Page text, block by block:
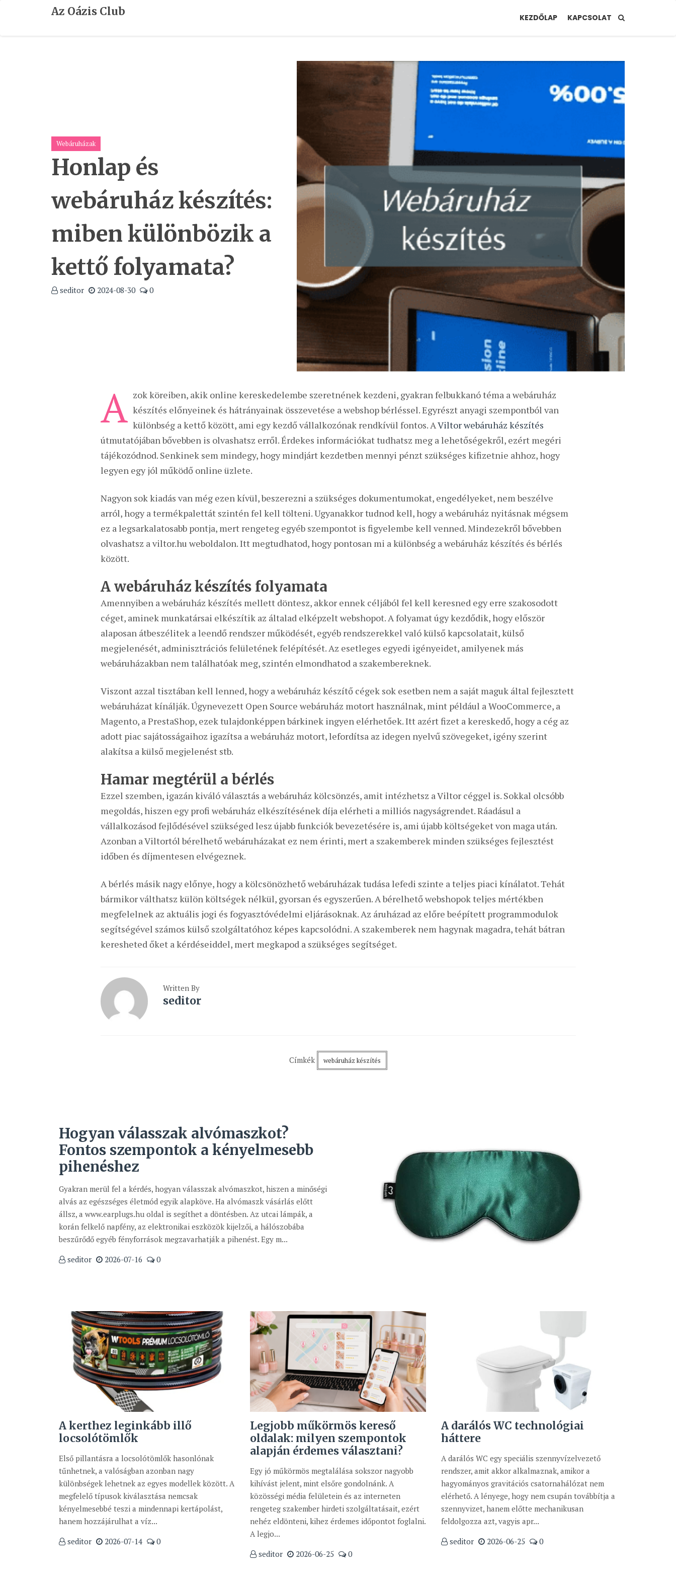
Az Oázis Club KEZDŐLAP KAPCSOLAT
Webáruházak
Honlap és
webáruház készítés:
miben különbözik a
kettő folyamata?
seditor 2024-08-30 0
A zok köreiben, akik online kereskedelembe szeretnének kezdeni, gyakran felbukkanó téma a webáruház
készítés előnyeinek és hátrányainak összevetése a webshop bérléssel. Egyrészt anyagi szempontból van
különbség a kettő között, ami egy kezdő vállalkozónak rendkívül fontos. AViltor webáruház készítés
útmutatójában bővebben is olvashatsz erről. Érdekes információkat tudhatsz meg a lehetőségekről, ezért megéri
tájékozódnod. Senkinek sem mindegy, hogy mindjárt kezdetben mennyi pénzt szükséges kifizetnie ahhoz, hogy
legyen egy jól működő online üzlete.
Nagyon sok kiadás van még ezen kívül, beszerezni a szükséges dokumentumokat, engedélyeket, nem beszélve
arról, hogy a termékpalettát szintén fel kell tölteni. Ugyanakkor tudnod kell, hogy a webáruház nyitásnak mégsem
ez a legsarkalatosabb pontja, mert rengeteg egyéb szempontot is figyelembe kell venned. Mindezekről bővebben
olvashatsz a viltor.hu weboldalon. Itt megtudhatod, hogy pontosan mi a különbség a webáruház készítés és bérlés
között.
A webáruház készítés folyamata
Amennyiben a webáruház készítés mellett döntesz, akkor ennek céljából fel kell keresned egy erre szakosodott
céget, aminek munkatársai elkészítik az általad elképzelt webshopot. A folyamat úgy kezdődik, hogy először
alaposan átbeszélitek a leendő rendszer működését, egyéb rendszerekkel való külső kapcsolatait, külső
megjelenését, adminisztrációs felületének felépítését. Az esetleges egyedi igényeidet, amilyenek más
webáruházakban nem találhatóak meg, szintén elmondhatod a szakembereknek.
Viszont azzal tisztában kell lenned, hogy a webáruház készítő cégek sok esetben nem a saját maguk által fejlesztett
webáruházat kínálják. Úgynevezett Open Source webáruház motort használnak, mint például a WooCommerce, a
Magento, a PrestaShop, ezek tulajdonképpen bárkinek ingyen elérhetőek. Itt azért fizet a kereskedő, hogy a cég az
adott piac sajátosságaihoz igazítsa a webáruház motort, lefordítsa az idegen nyelvű szövegeket, igény szerint
alakítsa a külső megjelenést stb.
Hamar megtérül a bérlés
Ezzel szemben, igazán kiváló választás a webáruház kölcsönzés, amit intézhetsz a Viltor céggel is. Sokkal olcsóbb
megoldás, hiszen egy profi webáruház elkészítésének díja elérheti a milliós nagyságrendet. Ráadásul a
vállalkozásod fejlődésével szükséged lesz újabb funkciók bevezetésére is, ami újabb költségeket von maga után.
Azonban a Viltortól bérelhető webáruházakat ez nem érinti, mert a szakemberek minden szükséges fejlesztést
időben és díjmentesen elvégeznek.
A bérlés másik nagy előnye, hogy a kölcsönözhető webáruházak tudása lefedi szinte a teljes piaci kínálatot. Tehát
bármikor válthatsz külön költségek nélkül, gyorsan és egyszerűen. A bérelhető webshopok teljes mértékben
megfelelnek az aktuális jogi és fogyasztóvédelmi eljárásoknak. Az áruházad az előre beépített programmodulok
segítségével számos külső szolgáltatóhoz képes kapcsolódni. A szakemberek nem hagynak magadra, tehát bátran
keresheted őket a kérdéseiddel, mert megkapod a szükséges segítséget.
Written By
seditor
Címkék webáruház készítés
Hogyan válasszak alvómaszkot?
Fontos szempontok a kényelmesebb
pihenéshez
Gyakran merül fel a kérdés, hogyan válasszak alvómaszkot, hiszen a minőségi
alvás az egészséges életmód egyik alapköve. Ha alvómaszk vásárlás előtt
állsz, a www.earplugs.hu oldal is segíthet a döntésben. Az utcai lámpák, a
korán felkelő napfény, az elektronikai eszközök kijelzői, a hálószobába
beszűrődő egyéb fényforrások megzavarhatják a pihenést. Egy m...
seditor
2026-07-16 0
A kerthez leginkább illő
locsolótömlők
Első pillantásra a locsolótömlők hasonlónak
tűnhetnek, a valóságban azonban nagy
különbségek lehetnek az egyes modellek között. A
megfelelő típusok kiválasztása nemcsak
kényelmesebbé teszi a mindennapi kertápolást,
hanem hozzájárulhat a víz...
seditor
2026-07-14 0
Legjobb műkörmös kereső
oldalak: milyen szempontok
alapján érdemes választani?
Egy jó műkörmös megtalálása sokszor nagyobb
kihívást jelent, mint elsőre gondolnánk. A
közösségi média felületein és az interneten
rengeteg szakember hirdeti szolgáltatásait, ezért
nehéz eldönteni, kihez érdemes időpontot foglalni.
A legjo...
seditor
2026-06-25 0
A darálós WC technológiai
háttere
A darálós WC egy speciális szennyvízelvezető
rendszer, amit akkor alkalmaznak, amikor a
hagyományos gravitációs csatornahálózat nem
elérhető. A lényege, hogy nem csupán továbbítja a
szennyvizet, hanem előtte mechanikusan
feldolgozza azt, vagyis apr...
seditor
2026-06-25 0